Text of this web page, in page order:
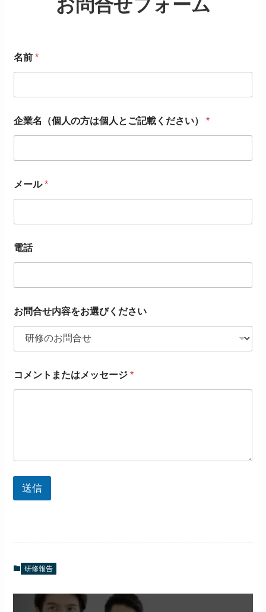
お問合せフォーム
名前*
企業名（個人の方は個人とご記載ください）*
メール*
電話
お問合せ内容をお選びください
コメントまたはメッセージ*
送信
研修報告